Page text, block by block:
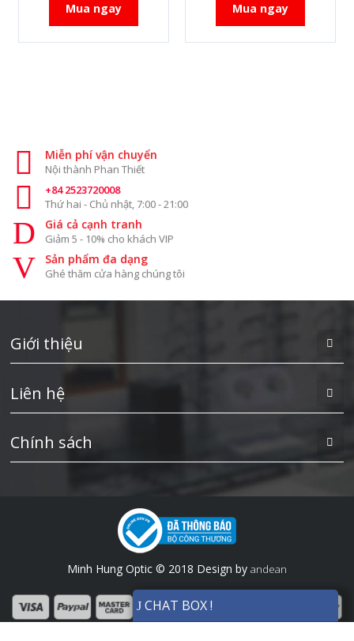
Mua ngay Mua ngay
Miễn phí vận chuyển
Nội thành Phan Thiết
+84 2523720008
Thứ hai - Chủ nhật, 7:00 - 21:00
Giá cả cạnh tranh
Giảm 5 - 10% cho khách VIP
Sản phẩm đa dạng
Ghé thăm cửa hàng chúng tôi
Giới thiệu
Liên hệ
Chính sách
Minh Hung Optic © 2018 Design by andean
CHAT BOX !